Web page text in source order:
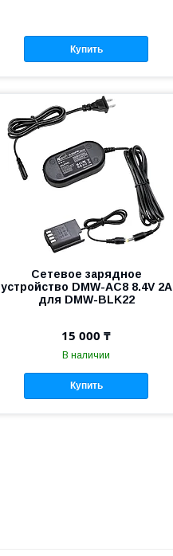
Купить
Сетевое зарядное
устройство DMW-AC8 8.4V 2A
для DMW-BLK22
15 000 ₸
В наличии
Купить